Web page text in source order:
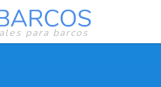
para barcos